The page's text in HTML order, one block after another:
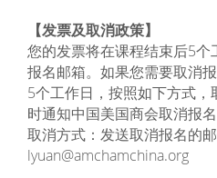
【发票及取消政策】
您的发票将在课程结束后5
报名邮箱。如果您需要取消
5个工作日，按照如下方式，
时通知中国美国商会取消报
取消方式：发送取消报名的
lyuan@amchamchina.org